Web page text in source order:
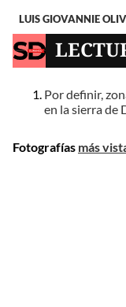
LUIS GIOVANNIE
Por definir,
en la sierra de
Fotografías más